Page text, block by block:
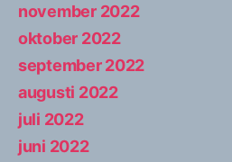
november 2022
oktober 2022
september 2022
augusti 2022
juli 2022
juni 2022